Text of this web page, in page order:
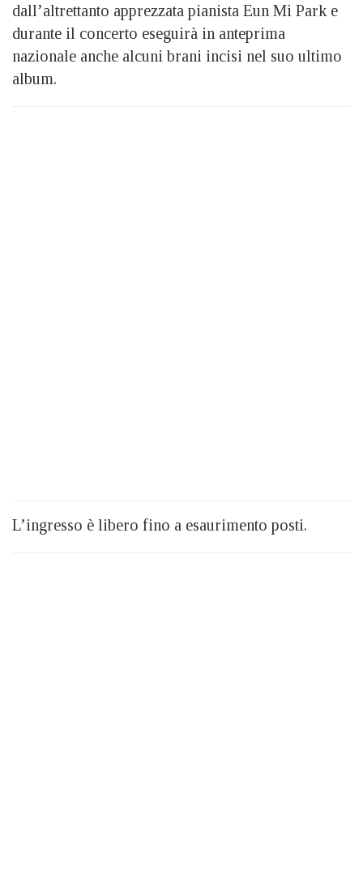
dall’altrettanto apprezzata pianista Eun Mi Park e
durante il concerto eseguirà in anteprima
nazionale anche alcuni brani incisi nel suo ultimo
album.
L’ingresso è libero fino a esaurimento posti.